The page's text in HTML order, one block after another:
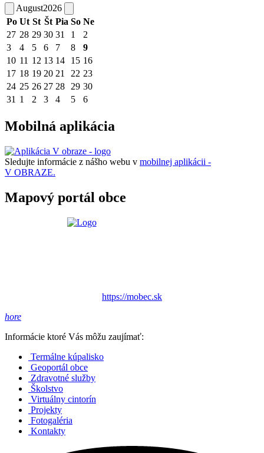
August2026
Po Ut St Št Pia So Ne
27 28 29 30 31 1
2
3
4 5 6 7 8
9
10 11 12 13 14 15 16
17 18 19 20 21 22 23
24 25 26 27 28 29 30
31 1 2 3 4 5 6
Mobilná aplikácia
Sledujte informácie z nášho webu v mobilnej aplikácii -
V OBRAZE.
Mapový portál obce
https://mobec.sk
hore
Informácie ktoré Vás môžu zaujímať:
Termálne kúpalisko
Geoportál obce
Zdravotné služby
Školstvo
Virtuálny cintorín
Projekty
Fotogaléria
Kontakty